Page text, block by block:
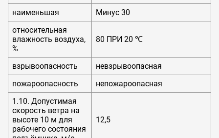
наименьшая
Минус 30
относительная
влажность воздуха,
%
80 ПРИ 20 ℃
взрывоопасность
невзрывоопасная
пожароопасность
непожароопасная
1.10. Допустимая
скорость ветра на
высоте 10 м для
рабочего состояния
12,5